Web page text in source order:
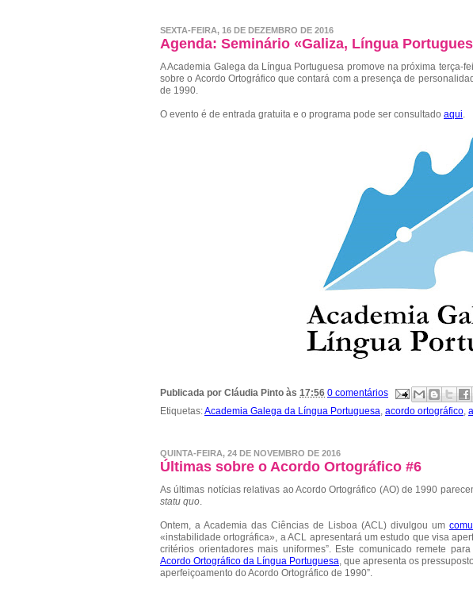
SEXTA-FEIRA, 16 DE DEZEMBRO DE 2016
Agenda: Seminário «Galiza, Língua
A Academia Galega da Língua Portuguesa promove na próxima terça-
sobre o Acordo Ortográfico que contará com a presença de
de 1990.
O evento é de entrada gratuita e o programa pode ser consultado aqui.
Publicada por Cláudia Pinto às 17:56 0 comentários
Etiquetas:Academia Galega da Língua Portuguesa, acordo ortográfico,
QUINTA-FEIRA, 24 DE NOVEMBRO DE 2016
Últimas sobre o Acordo Ortográfico #6
As últimas notícias relativas ao Acordo Ortográfico (AO) de 1990
statu quo.
Ontem, a Academia das Ciências de Lisboa (ACL) divulgou um
«instabilidade ortográfica», a ACL apresentará um estudo que visa
critérios orientadores mais uniformes”. Este comunicado remete
Acordo Ortográfico da Língua Portuguesa, que apresenta os
aperfeiçoamento do Acordo Ortográfico de 1990”.